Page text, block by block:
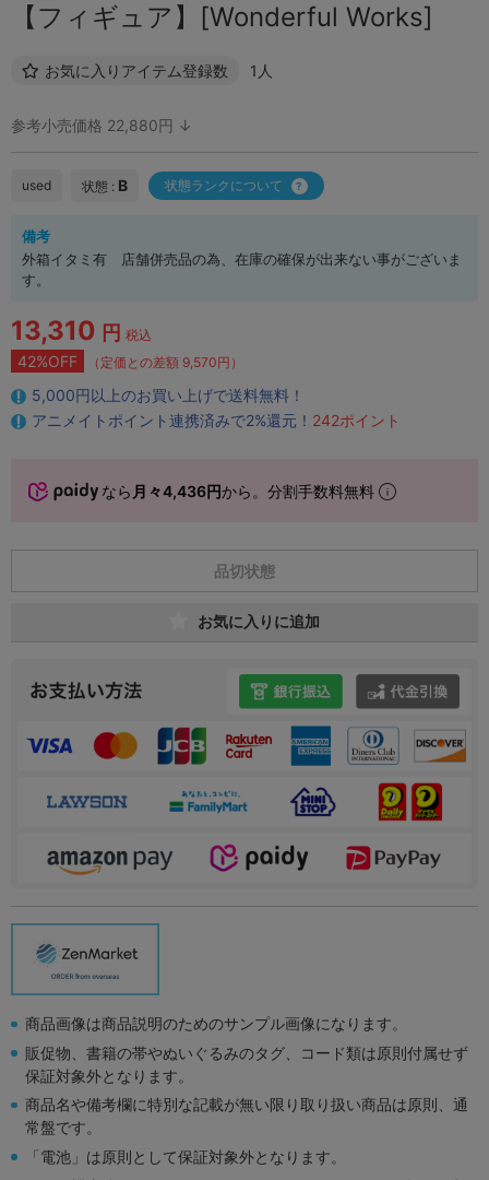
【フィギュア】[Wonderful Works]
お気に入りアイテム登録数 1人
参考小売価格 22,880円 ↓
used 状態 : B 状態ランクについて
備考
外箱イタミ有 店舗併売品の為、在庫の確保が出来ない事がございま
す。
13,310 円 税込
42%OFF （定価との差額 9,570円）
5,000円以上のお買い上げで送料無料！
アニメイトポイント連携済みで2%還元！ 242ポイント
なら 月々4,436円から。分割手数料無料
品切状態
お気に入りに追加
商品画像は商品説明のためのサンプル画像になります。
販促物、書籍の帯やぬいぐるみのタグ、コード類は原則付属せず
保証対象外となります。
商品名や備考欄に特別な記載が無い限り取り扱い商品は原則、通
常盤です。
「電池」は原則として保証対象外となります。